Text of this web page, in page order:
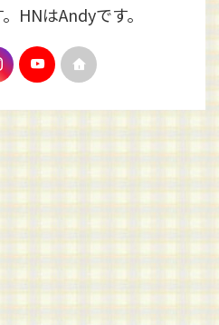
HNはAndyです。